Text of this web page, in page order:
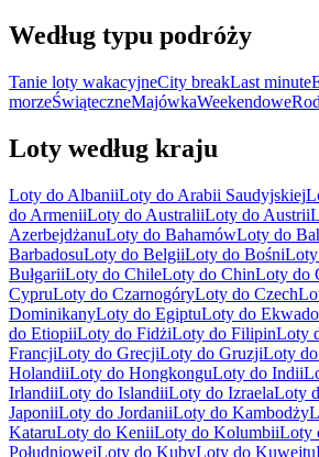
Według typu podróży
Tanie loty wakacyjneCity breakLast minute
morzeŚwiąteczneMajówkaWeekendowe
Loty według kraju
Loty do AlbaniiLoty do Arabii Saudyjskiej
do ArmeniiLoty do AustraliiLoty do Austrii
AzerbejdżanuLoty do BahamówLoty do
BarbadosuLoty do BelgiiLoty do Bośni
BułgariiLoty do ChileLoty do ChinLoty do
CypruLoty do CzarnogóryLoty do Czech
DominikanyLoty do EgiptuLoty do
do EtiopiiLoty do FidżiLoty do FilipinLoty
FrancjiLoty do GrecjiLoty do GruzjiLoty
HolandiiLoty do HongkonguLoty do Indii
IrlandiiLoty do IslandiiLoty do IzraelaLoty
JaponiiLoty do JordaniiLoty do Kambodży
KataruLoty do KeniiLoty do KolumbiiLoty
PołudniowejLoty do KubyLoty do Kuwejtu